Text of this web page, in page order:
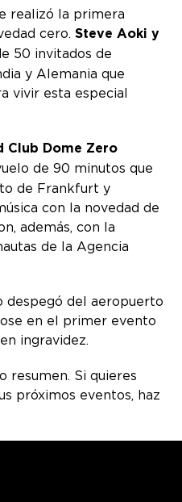
realizó la primera
cero.Steve Aoki y
50 invitados de
y Alemania que
vivir esta especial
Club Dome Zero
de 90 minutos que
de Frankfurt y
con la novedad de
además, con la
de la Agencia
despegó del aeropuerto
en el primer evento
ingravidez.
resumen. Si quieres
próximos eventos, haz